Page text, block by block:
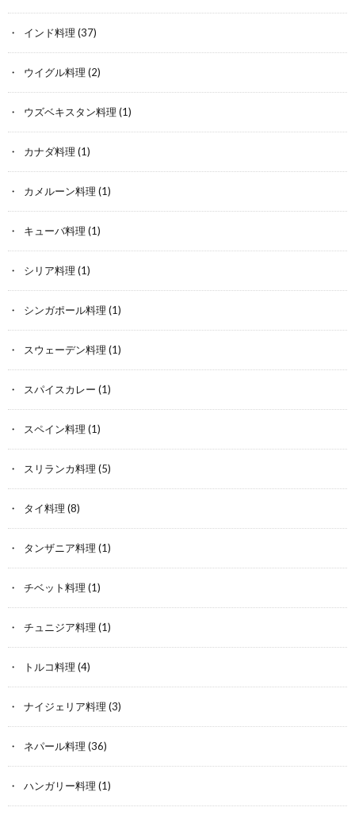
インド料理 (37)
ウイグル料理 (2)
ウズベキスタン料理 (1)
カナダ料理 (1)
カメルーン料理 (1)
キューバ料理 (1)
シリア料理 (1)
シンガポール料理 (1)
スウェーデン料理 (1)
スパイスカレー (1)
スペイン料理 (1)
スリランカ料理 (5)
タイ料理 (8)
タンザニア料理 (1)
チベット料理 (1)
チュニジア料理 (1)
トルコ料理 (4)
ナイジェリア料理 (3)
ネパール料理 (36)
ハンガリー料理 (1)